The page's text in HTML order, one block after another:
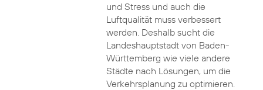
und Stress und auch die
Luftqualität muss verbessert
werden. Deshalb sucht die
Landeshauptstadt von Baden-
Württemberg wie viele andere
Städte nach Lösungen, um die
Verkehrsplanung zu optimieren.